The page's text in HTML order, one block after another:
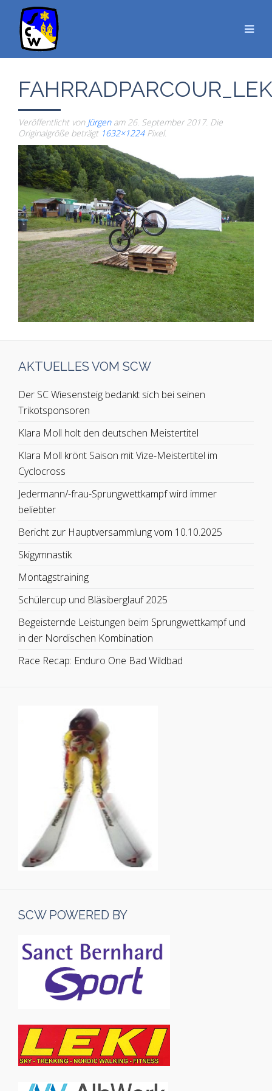
Veröffentlicht von Jürgenam 26. September 2017. Die
Originalgröße beträgt 1632×1224Pixel.
AKTUELLES VOM SCW
Der SC Wiesensteig bedankt sich bei seinen
Trikotsponsoren
Klara Moll holt den deutschen Meistertitel
Klara Moll krönt Saison mit Vize-Meistertitel im
Cyclocross
Jedermann/-frau-Sprungwettkampf wird immer
beliebter
Bericht zur Hauptversammlung vom 10.10.2025
Skigymnastik
Montagstraining
Schülercup und Bläsiberglauf 2025
Begeisternde Leistungen beim Sprungwettkampf und
in der Nordischen Kombination
Race Recap: Enduro One Bad Wildbad
SCW POWERED BY